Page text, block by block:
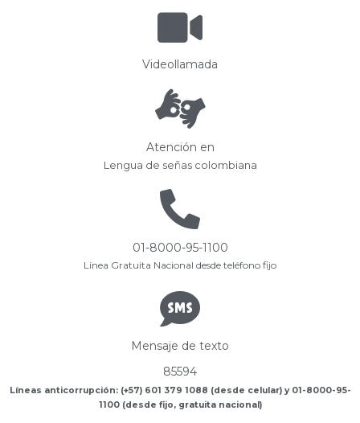
Videollamada
Atención en
Lengua de señas colombiana
01-8000-95-1100
Línea Gratuita Nacional desde teléfono fijo
Mensaje de texto
85594
Líneas anticorrupción: (+57) 601 379 1088 (desde celular) y 01-8000-95-
1100 (desde fijo, gratuita nacional)